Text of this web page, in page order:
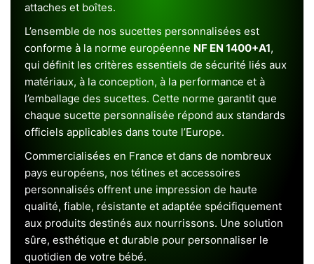
attaches et boîtes.
L’ensemble de nos sucettes personnalisées est
conforme à la norme européenne NF EN 1400+A1,
qui définit les critères essentiels de sécurité liés aux
matériaux, à la conception, à la performance et à
l’emballage des sucettes. Cette norme garantit que
chaque sucette personnalisée répond aux standards
officiels applicables dans toute l’Europe.
Commercialisées en France et dans de nombreux
pays européens, nos tétines et accessoires
personnalisés offrent une impression de haute
qualité, fiable, résistante et adaptée spécifiquement
aux produits destinés aux nourrissons. Une solution
sûre, esthétique et durable pour personnaliser le
quotidien de votre bébé.